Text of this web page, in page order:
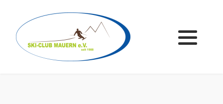
Geschichte
Kinderskikurs
Gymnastik/Volleyball
Kontakt